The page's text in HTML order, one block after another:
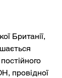
Британії,
провідної